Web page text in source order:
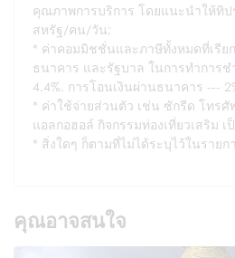
คุณภาพการบริการ โดยแนะนำให้ทิป
สหรัฐ/คน/วัน;
ค่าคอมมิชชั่นและภาษีทั้งหมดที่เรีย
ธนาคาร และรัฐบาล ในการทำการช
4.4%. การโอนเงินผ่านธนาคาร ---
ค่าใช้จ่ายส่วนตัว เช่น ซักรีด โทรศั
แอลกอฮอล์ กิจกรรมท่องเที่ยวเสริม เ
สิ่งใดๆ ก็ตามที่ไม่ได้ระบุไว้ในรายก
คุณอาจสนใจ